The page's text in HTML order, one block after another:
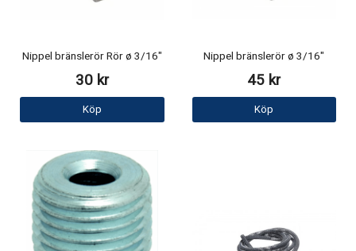
Nippel bränslerör Rör ø 3/16"
30 kr
Köp
Nippel bränslerör ø 3/16"
45 kr
Köp